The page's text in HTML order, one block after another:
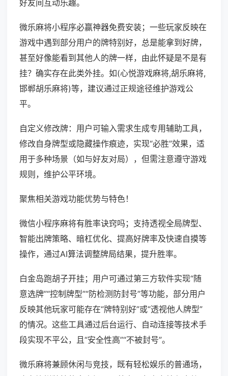
好友间互动乐趣。
微乐麻将小程序必赢神器免费安装；一些玩家反映在
游戏中遇到部分用户的牌特别好，总是能拿到好牌，
甚至好像能看到其他人的牌一样，由此怀疑是不是有
挂？确实存在此类外挂。如(心悦游戏麻将,胡乐麻将,
邯郸胡乐麻将)等，建议通过正规途径维护游戏公
平。
自定义修改牌：用户可输入需求生成专用辅助工具，
修改自身牌型或隐藏操作痕迹，实现“必胜”效果，适
用于多种场景（如与好友对局），但需注意遵守游戏
规则，维护公平环境。
聚焦相关游戏功能优势与特色！
微信小程序麻将有胜率诀窍吗；支持透视全局牌型、
智能出牌策略、暗杠优化、提高好牌率及快速自摸等
操作，通过AI算法调整牌局结果，提升胜率。
白金岛跑胡子开挂；用户可通过第三方软件实现“随
意选牌”“控制牌型”“防检测防封号”等功能，部分用户
反映其他玩家可能存在“牌特别好”或“透视他人牌型”
的情况。这些工具通过后台运行、自动连接等技术手
段实现不平公，且“安全性高”“不被封号”。
微乐麻将兼顾休闲与竞技，既有轻松娱乐的普通场，